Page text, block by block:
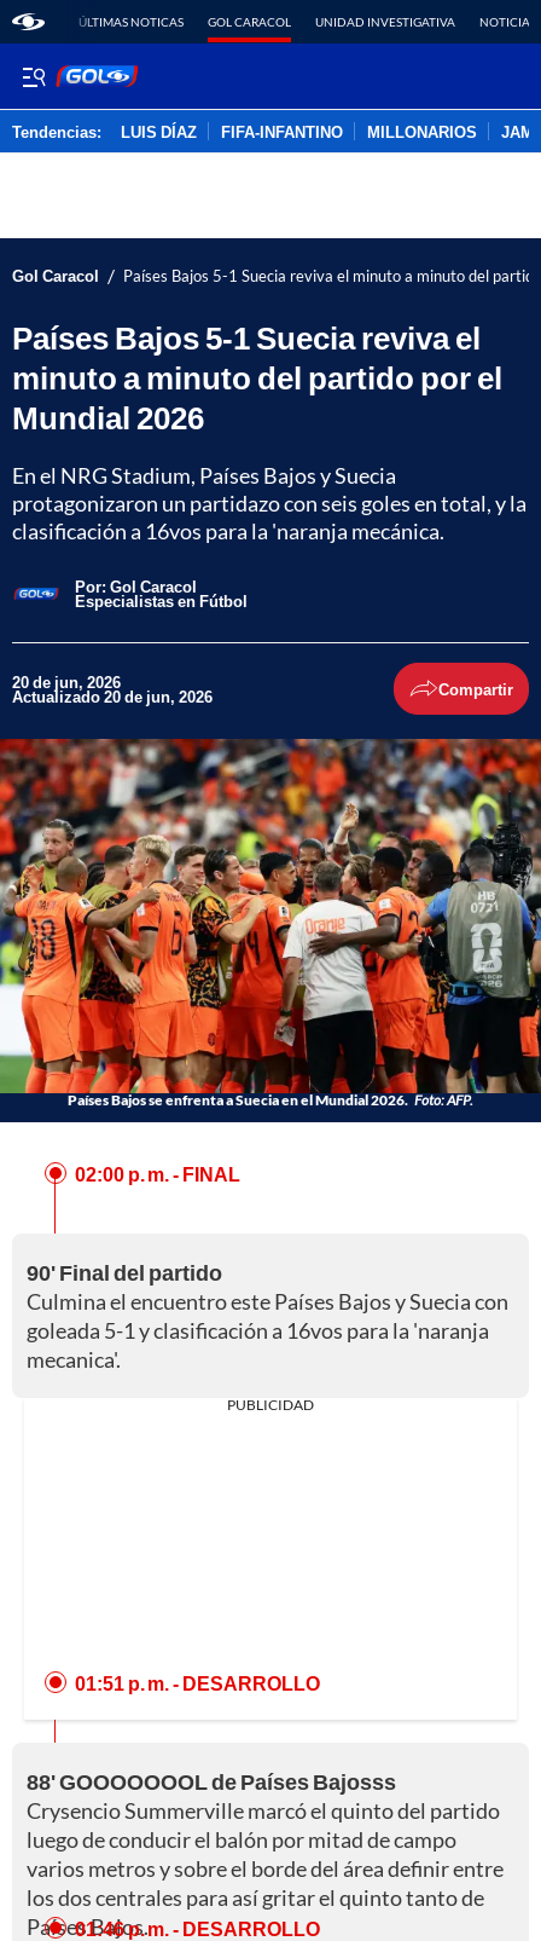
ÚLTIMAS NOTICAS GOL CARACOL UNIDAD INVESTIGATIVA NOTICIAS
Tendencias: LUIS DÍAZ FIFA-INFANTINO MILLONARIOS
Gol Caracol / Países Bajos 5-1 Suecia reviva el minuto a minuto del
Países Bajos 5-1 Suecia reviva el
minuto a minuto del partido por el
Mundial 2026
En el NRG Stadium, Países Bajos y Suecia
protagonizaron un partidazo con seis goles en total, y la
clasificación a 16vos para la 'naranja mecánica.
Por: Gol Caracol
Especialistas en Fútbol
20 de jun, 2026
Actualizado 20 de jun, 2026 Compartir
Países Bajos se enfrenta a Suecia en el Mundial 2026. Foto: AFP.
02:00 p. m. - FINAL
90' Final del partido
Culmina el encuentro este Países Bajos y Suecia con
goleada 5-1 y clasificación a 16vos para la 'naranja
mecanica'.
PUBLICIDAD
01:51 p. m. - DESARROLLO
88' GOOOOOOOL de Países Bajosss
Crysencio Summerville marcó el quinto del partido
luego de conducir el balón por mitad de campo
varios metros y sobre el borde del área definir entre
los dos centrales para así gritar el quinto tanto de
Países Bajos.
01:46 p. m. - DESARROLLO